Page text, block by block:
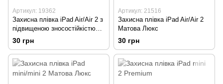
Артикул: 19362
Захисна плівка iPad Air/Air 2 з
підвищеною зносостійкістю
Люкс
30 грн
Артикул: 21516
Захисна плівка iPad Air/Air 2
Матова Люкс
30 грн